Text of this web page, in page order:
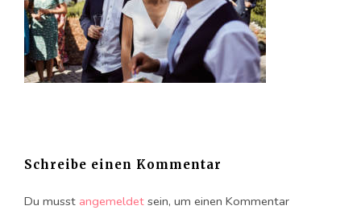
Schreibe einen Kommentar
Du musst angemeldet sein, um einen Kommentar